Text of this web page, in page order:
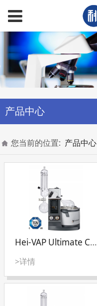
产品中心
您当前的位置: 产品中心
Hei-VAP Ultimate Control控制型旋转蒸发仪
>详情